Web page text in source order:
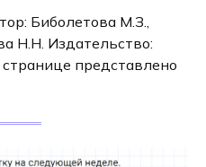
Биболетова М.З.,
Н.Н. Издательство:
представлено